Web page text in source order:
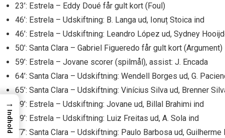
23’: Estrela – Eddy Doué får gult kort (Foul)
46’: Estrela – Udskiftning: B. Langa ud, Ionuț Stoica ind
46’: Estrela – Udskiftning: Leandro López ud, Sydney
50’: Santa Clara – Gabriel Figueredo får gult kort (Argument)
59’: Estrela – Jovane scorer (spilmål), assist: J. Encada
64’: Santa Clara – Udskiftning: Wendell Borges ud, G.
65’: Santa Clara – Udskiftning: Vinícius Silva ud, Brenner
69’: Estrela – Udskiftning: Jovane ud, Billal Brahimi ind
69’: Estrela – Udskiftning: Luiz Freitas ud, A. Sola ind
77’: Santa Clara – Udskiftning: Paulo Barbosa ud, Guilherme
→
Indhold